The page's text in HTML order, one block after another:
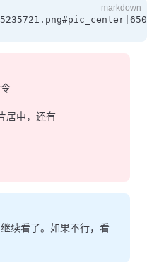
markdown
居中，还有
续看了。如果不行，看